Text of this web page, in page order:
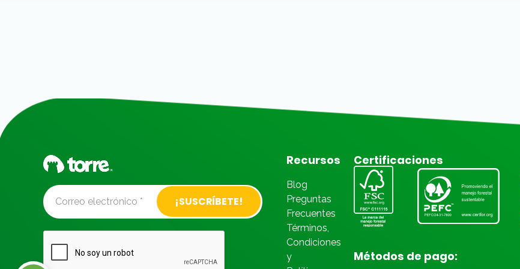
Alternative:
Recursos
Blog
Preguntas
Frecuentes
Términos,
Condiciones
y
Certificaciones
Métodos de pago: